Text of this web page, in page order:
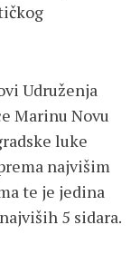
Udruženja
Marinu Novu
luke
najvišim
te je jedina
5 sidara.